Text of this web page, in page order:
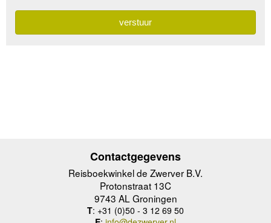
Contactgegevens
Reisboekwinkel de Zwerver B.V.
Protonstraat 13C
9743 AL Groningen
T: +31 (0)50 - 3 12 69 50